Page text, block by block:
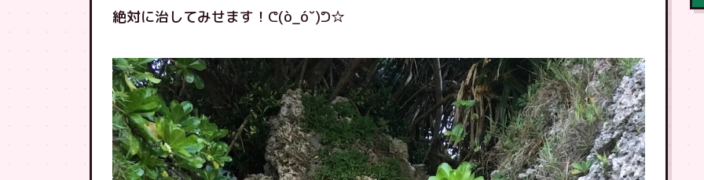
絶対に治してみせます！ᕦ(ò_óˇ)ᕤ☆